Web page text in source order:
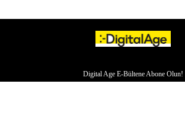
Digital Age E-Bültene Abone Olun!